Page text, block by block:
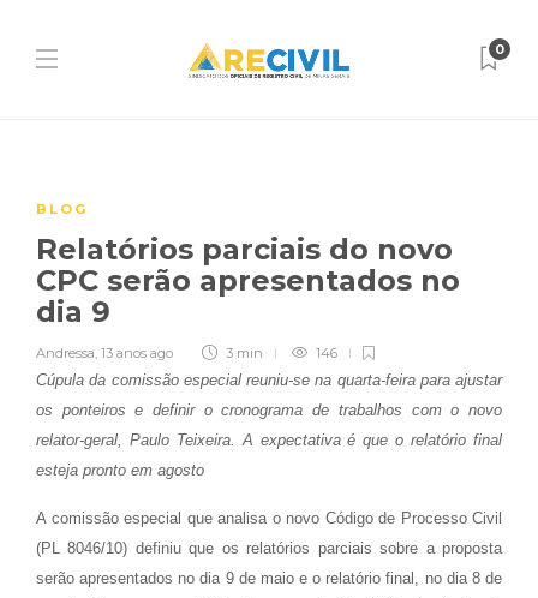
0
BLOG
Relatórios parciais do novo
CPC serão apresentados no
dia 9
Andressa, 13 anos ago 3 min 146
Cúpula da comissão especial reuniu-se na quarta-feira para ajustar
os ponteiros e definir o cronograma de trabalhos com o novo
relator-geral, Paulo Teixeira. A expectativa é que o relatório final
esteja pronto em agosto
A comissão especial que analisa o novo Código de Processo Civil
(PL 8046/10) definiu que os relatórios parciais sobre a proposta
serão apresentados no dia 9 de maio e o relatório final, no dia 8 de